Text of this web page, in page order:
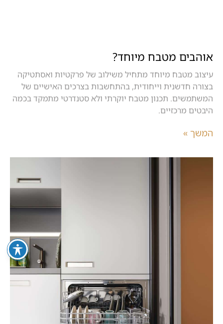
אוהבים מטבח מיוחד?
עיצוב מטבח מיוחד מתחיל משילוב של פרקטיות ואסתטיקה
בצורה חדשנית וייחודית, בהתחשבות בצרכים האישיים של
המשתמשים. תכנון מטבח יוקרתי ולא סטנדרטי מתמקד בכמה
היבטים מרכזיים.
המשך »